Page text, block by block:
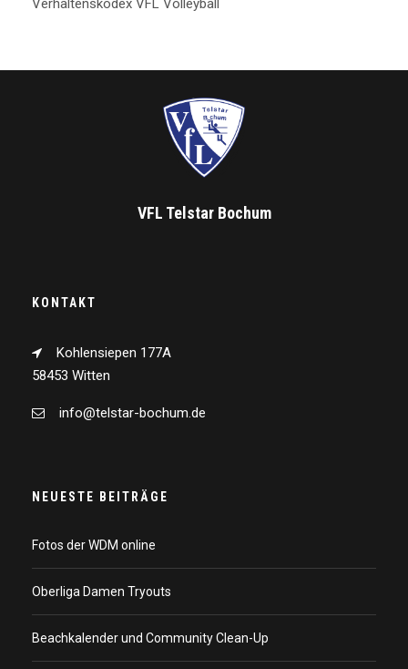
Verhaltenskodex VFL Volleyball
VFL Telstar Bochum
KONTAKT
Kohlensiepen 177A
58453 Witten
info@telstar-bochum.de
NEUESTE BEITRÄGE
Fotos der WDM online
Oberliga Damen Tryouts
Beachkalender und Community Clean-Up